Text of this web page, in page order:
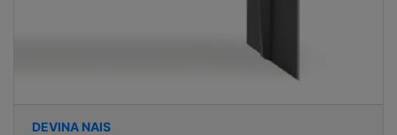
DEVINA NAIS